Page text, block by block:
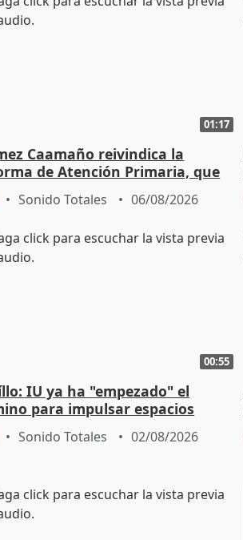
01:17
Caamaño reivindica la
de Atención Primaria, que
la autogestión
Sonido Totales 06/08/2026
00:55
IU ya ha "empezado" el
para impulsar espacios
para las municipales
Sonido Totales 02/08/2026